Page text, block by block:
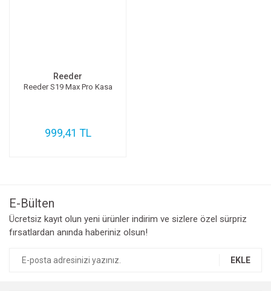
Reeder
Reeder S19 Max Pro Kasa
999,41 TL
E-Bülten
Ücretsiz kayıt olun yeni ürünler indirim ve sizlere özel sürpriz
fırsatlardan anında haberiniz olsun!
EKLE